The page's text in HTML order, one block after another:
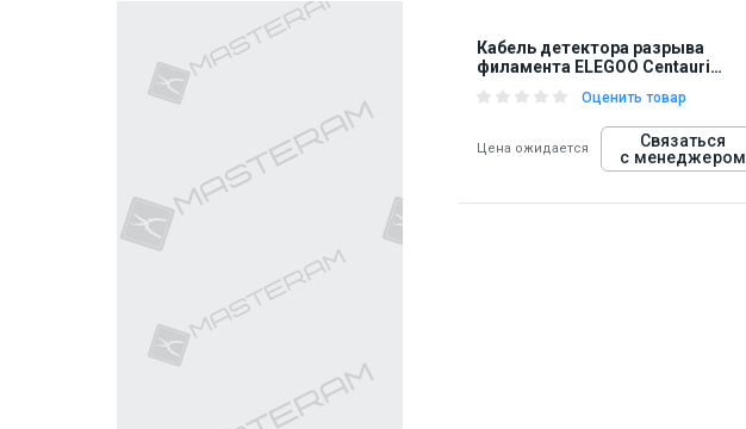
Кабель детектора разрыва
филамента ELEGOO Centauri
Carbon
Оценить товар
Цена ожидается
Связаться
с менеджером